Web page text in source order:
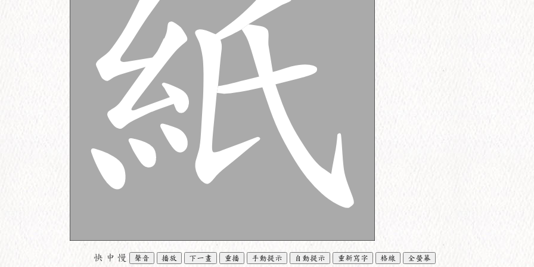
快 中 慢 聲音 播放 下一畫 重播 手動提示 自動提示 重新寫字 格線 全螢幕